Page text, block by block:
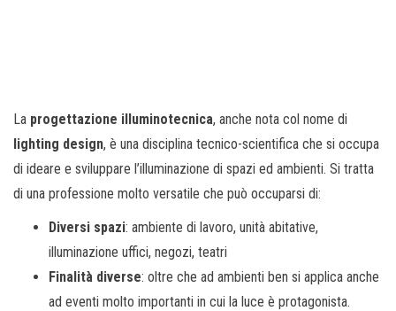
La progettazione illuminotecnica, anche nota col nome di
lighting design, è una disciplina tecnico-scientifica che si occupa
di ideare e sviluppare l’illuminazione di spazi ed ambienti. Si tratta
di una professione molto versatile che può occuparsi di:
Diversi spazi: ambiente di lavoro, unità abitative,
illuminazione uffici, negozi, teatri
Finalità diverse: oltre che ad ambienti ben si applica anche
ad eventi molto importanti in cui la luce è protagonista.